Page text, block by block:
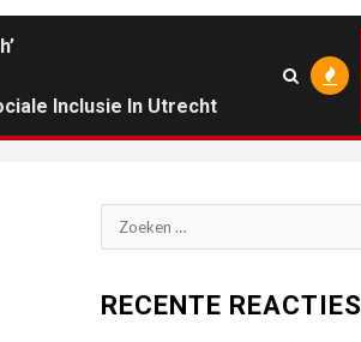
Inclusie In Utrecht
Zoeken
naar:
RECENTE REACTIES